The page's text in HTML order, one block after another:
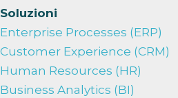
Soluzioni
Enterprise Processes (ERP)
Customer Experience (CRM)
Human Resources (HR)
Business Analytics (BI)